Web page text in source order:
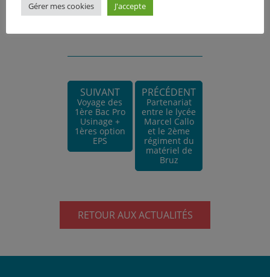
SUIVANT
Voyage des
1ère Bac Pro
Usinage +
1ères option
EPS
PRÉCÉDENT
Partenariat
entre le lycée
Marcel Callo
et le 2ème
régiment du
matériel de
Bruz
RETOUR AUX ACTUALITÉS
Gérer mes cookies J'accepte